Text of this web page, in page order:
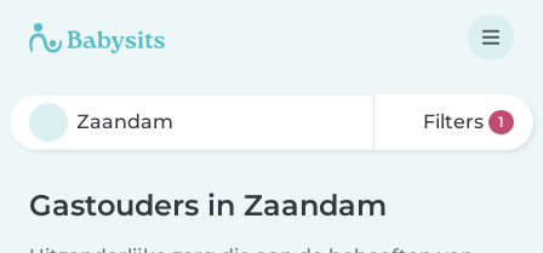
Filters 1
Gastouders in Zaandam